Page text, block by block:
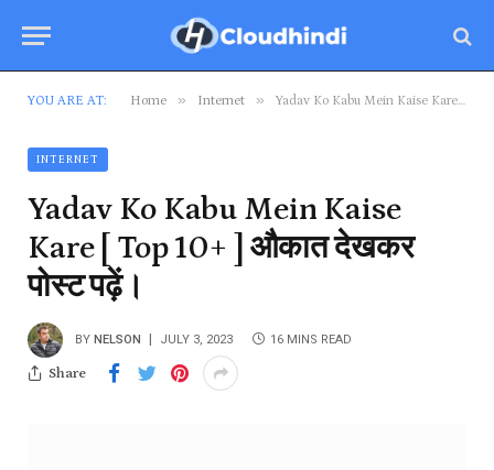
YOU ARE AT: Home » Internet » Yadav Ko Kabu Mein Kaise Kare [ Top 10+ ] औकात देखकर पोस्ट पढ़ें।
INTERNET
Yadav Ko Kabu Mein Kaise
Kare [ Top 10+ ] औकात देखकर
पोस्ट पढ़ें।
BY NELSON JULY 3, 2023 16 MINS READ
Share